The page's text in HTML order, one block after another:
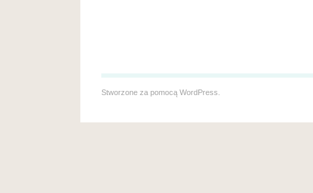
Stworzone za pomocą WordPress